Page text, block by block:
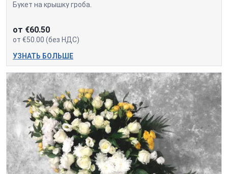
Букет на крышку гроба.
от €60.50
от €50.00 (без НДС)
УЗНАТЬ БОЛЬШЕ